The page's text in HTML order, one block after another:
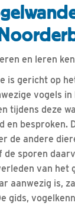
en leren
is gericht op
vogels
tijdens deze
en besproken.
de andere
de sporen
van het
aanwezig is,
gids,